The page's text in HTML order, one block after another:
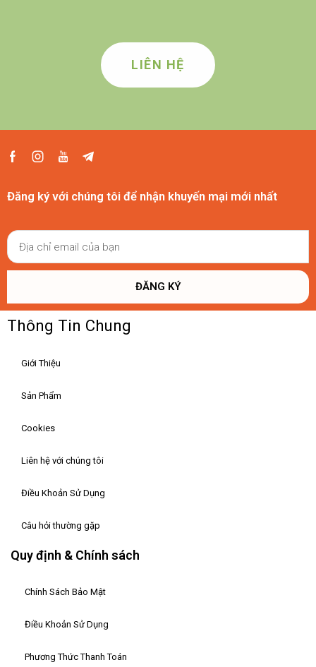
LIÊN HỆ
Đăng ký với chúng tôi để nhận khuyến mại mới nhất
ĐĂNG KÝ
Thông Tin Chung
Giới Thiệu
Sản Phẩm
Cookies
Liên hệ với chúng tôi
Điều Khoản Sử Dụng
Câu hỏi thường gặp
Quy định & Chính sách
Chính Sách Bảo Mật
Điều Khoản Sử Dụng
Phương Thức Thanh Toán